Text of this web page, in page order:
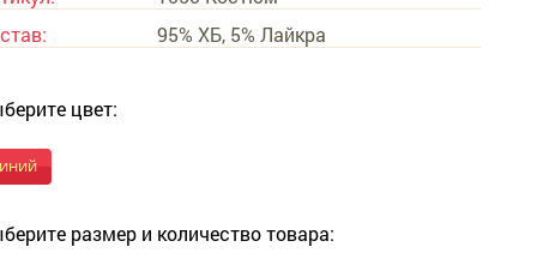
95% ХБ, 5% Лайкра
цвет:
размер и количество товара: